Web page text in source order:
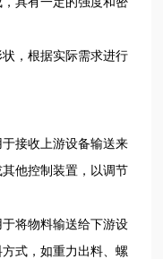
，根据实际需求进行
接收上游设备输送来
他控制装置，以调节
将物料输送给下游设
式，如重力出料、螺